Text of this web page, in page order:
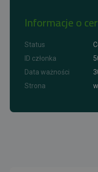
Informacje o
Status
ID członka
Data ważności
Strona